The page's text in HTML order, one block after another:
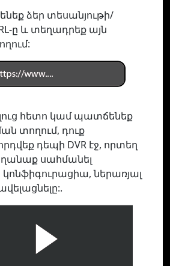
ձեր տեսանյութի/
ը և տեղադրեք այն
հետո կամ պատճենեք
տողում, դուք
դեպի DVR էջ, որտեղ
սահմանել
ներառյալ